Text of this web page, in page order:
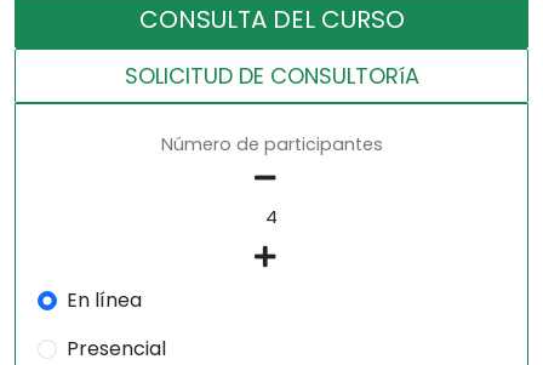
CONSULTA DEL CURSO
SOLICITUD DE CONSULTORíA
Número de participantes
En línea
Presencial